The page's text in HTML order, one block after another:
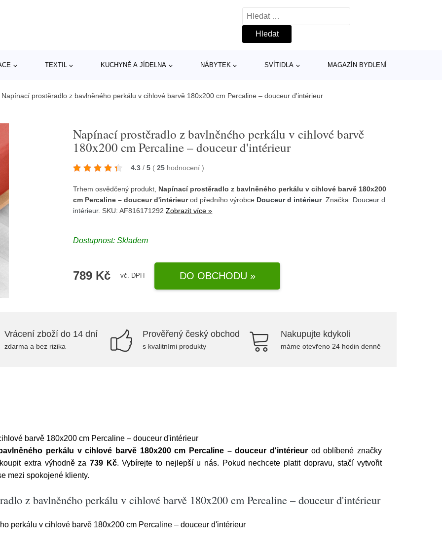
Vyhledávání
TEXTIL KUCHYNĚ A JÍDELNA NÁBYTEK SVÍTIDLA MAGAZÍN BYDLENÍ
Napínací prostěradlo z bavlněného perkálu v cihlové barvě 180x200 cm Percaline – douceur d'intérieur
Napínací prostěradlo z bavlněného perkálu v cihlové barvě
180x200 cm Percaline – douceur d'intérieur
4.3 / 5 ( 25 hodnocení)
Trhem osvědčený produkt, Napínací prostěradlo z bavlněného perkálu v cihlové barvě 180x200
cm Percaline – douceur d'intérieurod předního výrobce Douceur d intérieur. Značka: Douceur d
intérieur. SKU: AF816171292Zobrazit více »
Dostupnost:Skladem
789 Kč vč. DPH DO OBCHODU »
Vrácení zboží do 14 dní
zdarma a bez rizika
Prověřený český obchod
s kvalitními produkty
Nakupujte kdykoli
máme otevřeno 24 hodin denně
barvě 180x200 cm Percaline – douceur d'intérieur
perkálu v cihlové barvě 180x200 cm Percaline – douceur d'intérieur od oblíbené značky
extra výhodně za739 Kč. Vybírejte to nejlepší u nás. Pokud nechcete platit dopravu, stačí vytvořit
mezi spokojené klienty.
z bavlněného perkálu v cihlové barvě 180x200 cm Percaline – douceur d'intérieur
perkálu v cihlové barvě 180x200 cm Percaline – douceur d'intérieur